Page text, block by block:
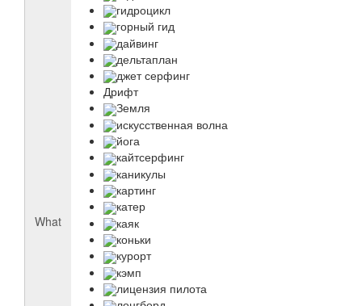
What
гидроцикл
горный гид
дайвинг
дельтаплан
джет серфинг
Дрифт
Земля
искусственная волна
йога
кайтсерфинг
каникулы
картинг
катер
каяк
коньки
курорт
кэмп
лицензия пилота